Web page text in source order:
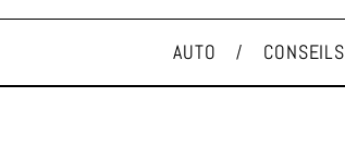
AUTO CONSEILS